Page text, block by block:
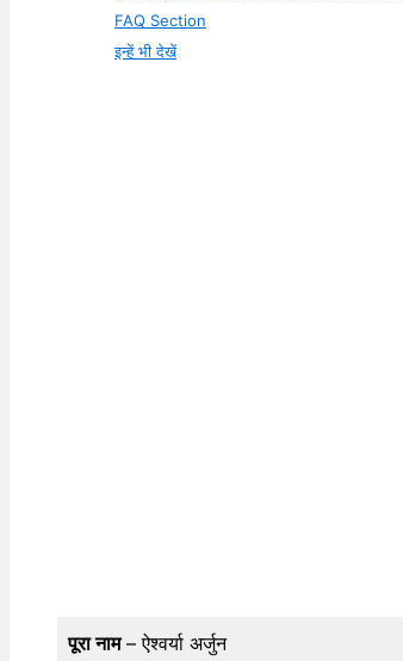
FAQ Section
इन्हें भी देखें
पूरा नाम– ऐश्वर्या अर्जुन